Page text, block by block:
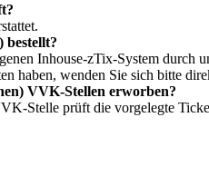
bestellt?
Inhouse-zTix-System durch
haben, wenden Sie sich bitte
VVK-Stellen erworben?
Stelle prüft die vorgelegte